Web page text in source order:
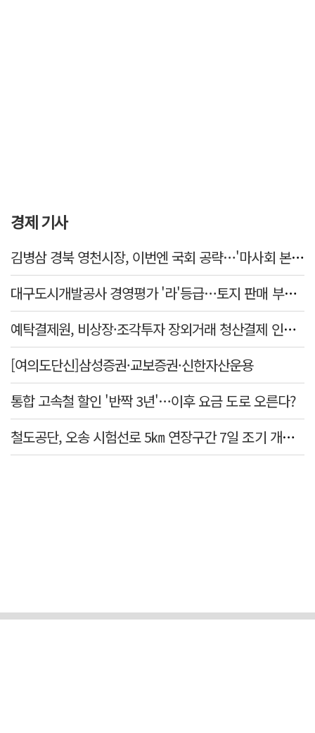
경제 기사
김병삼 경북 영천시장, 이번엔 국회 공략…'마사회 본사 이전·광역교통망 확충' 요청
대구도시개발공사 경영평가 '라'등급…토지 판매 부진에 1년 만에 두 단계 '뚝'
예탁결제원, 비상장·조각투자 장외거래 청산결제 인프라 구축 착수…연내 가동
[여의도단신]삼성증권·교보증권·신한자산운용
통합 고속철 할인 '반짝 3년'…이후 요금 도로 오른다?
철도공단, 오송 시험선로 5㎞ 연장구간 7일 조기 개통…LA 메트로 사업 지원